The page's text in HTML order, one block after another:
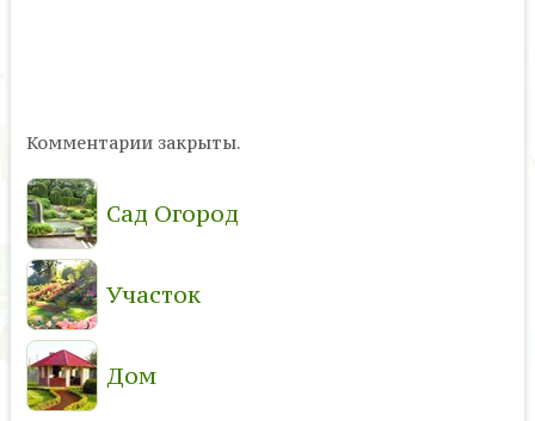
Комментарии закрыты.
Сад Огород
Участок
Дом